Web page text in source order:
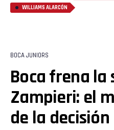
WILLIAMS ALARCÓN
BOCA JUNIORS
Boca frena la
Zampieri: el
de la decisión